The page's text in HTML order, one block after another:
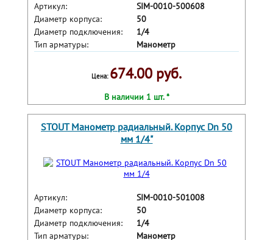
Артикул:
SIM-0010-500608
Диаметр корпуса:
50
Диаметр подключения:
1/4
Тип арматуры:
Манометр
Цена: 674.00 руб.
В наличии 1 шт. *
STOUT Манометр радиальный. Корпус Dn 50
мм 1/4"
Артикул:
SIM-0010-501008
Диаметр корпуса:
50
Диаметр подключения:
1/4
Тип арматуры:
Манометр